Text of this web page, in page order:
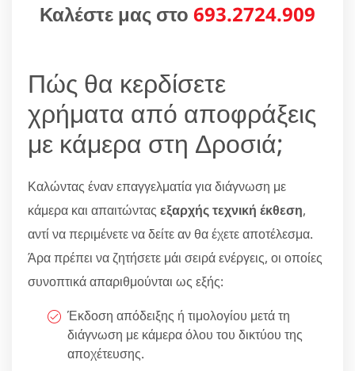
Καλέστε μας στο 693.2724.909
Πώς θα κερδίσετε
χρήματα από αποφράξεις
με κάμερα στη Δροσιά;
Καλώντας έναν επαγγελματία για διάγνωση με
κάμερα και απαιτώντας εξαρχής τεχνική έκθεση,
αντί να περιμένετε να δείτε αν θα έχετε αποτέλεσμα.
Άρα πρέπει να ζητήσετε μάι σειρά ενέργεις, οι οποίες
συνοπτικά απαριθμούνται ως εξής:
Έκδοση απόδειξης ή τιμολογίου μετά τη
διάγνωση με κάμερα όλου του δικτύου της
αποχέτευσης.